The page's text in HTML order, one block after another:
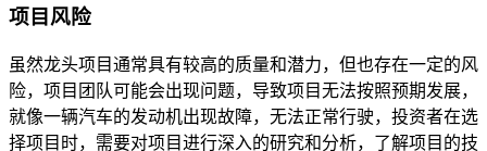
项目风险
虽然龙头项目通常具有较高的质量和潜力，但也存在一定的风
险，项目团队可能会出现问题，导致项目无法按照预期发展，
就像一辆汽车的发动机出现故障，无法正常行驶，投资者在选
择项目时，需要对项目进行深入的研究和分析，了解项目的技